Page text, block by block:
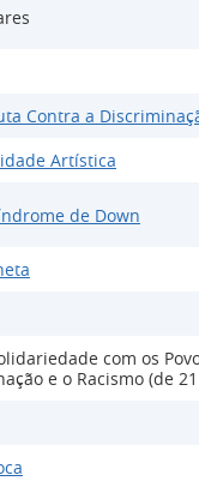
Contra a
Artística
de Down
com os
e o Racismo (de